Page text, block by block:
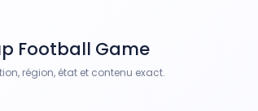
Football Game
région, état et contenu exact.